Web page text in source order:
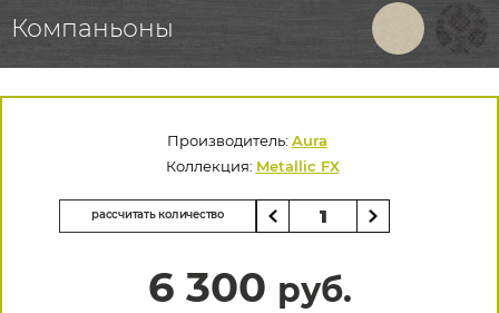
Компаньоны
Производитель: Aura
Коллекция: Metallic FX
рассчитать количество
6 300 руб.